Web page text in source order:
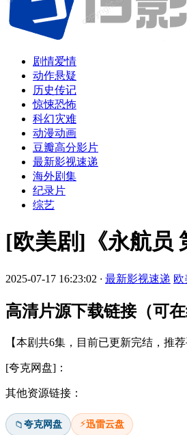
剧情爱情
动作悬疑
历史传记
惊悚恐怖
科幻灾难
动漫动画
豆瓣高分影片
最新影视速递
海外剧集
纪录片
综艺
[欧美剧]《永航员
2025-07-17 16:23:02 · 最新影视速递 欧
高清片源下载链接（可在
【本剧共6集，目前已更新完结，推
[夸克网盘]：
其他资源链接：
📁夸克网盘 ⚡迅雷云盘